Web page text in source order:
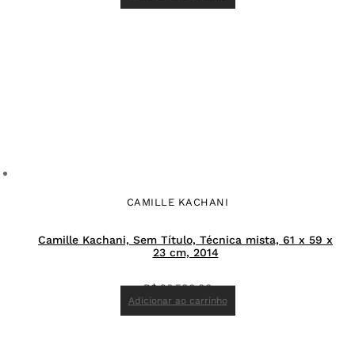
CAMILLE KACHANI
Camille Kachani, Sem Título, Técnica mista, 61 x 59 x
23 cm, 2014
R$26.500,00
Adicionar ao carrinho